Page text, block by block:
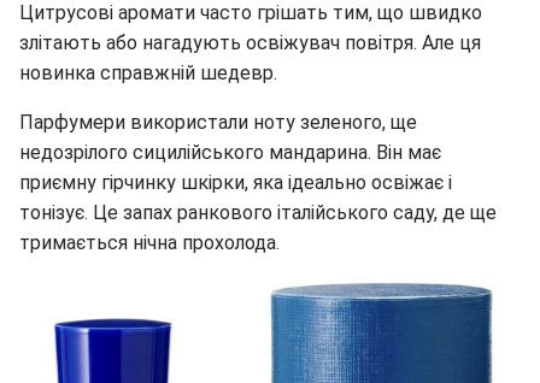
Цитрусові аромати часто грішать тим, що швидко
злітають або нагадують освіжувач повітря. Але ця
новинка справжній шедевр.
Парфумери використали ноту зеленого, ще
недозрілого сицилійського мандарина. Він має
приємну гірчинку шкірки, яка ідеально освіжає і
тонізує. Це запах ранкового італійського саду, де ще
тримається нічна прохолода.